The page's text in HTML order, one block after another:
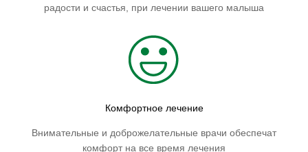
радости и счастья, при лечении вашего малыша
Комфортное лечение
Внимательные и доброжелательные врачи обеспечат
комфорт на все время лечения